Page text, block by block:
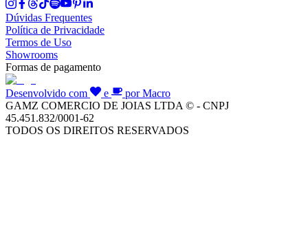
Dúvidas Frequentes
Política de Privacidade
Termos de Uso
Showrooms
Formas de pagamento
Desenvolvido com e
por Macro
GAMZ COMERCIO DE JOIAS LTDA © - CNPJ
45.451.832/0001-62
TODOS OS DIREITOS RESERVADOS